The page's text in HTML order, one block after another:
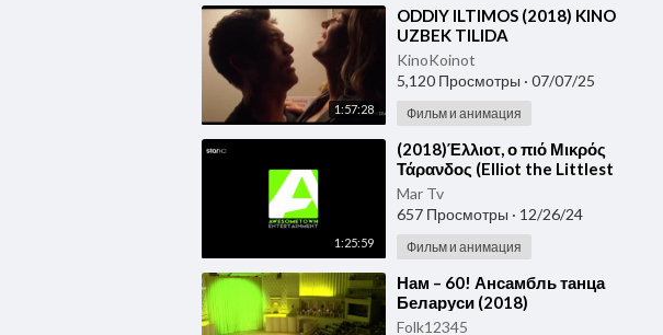
1:57:28
⁣ODDIY ILTIMOS (2018) KINO
UZBEK TILIDA
KinoKoinot
5,120 Просмотры · 07/07/25
Фильм и анимация
1:25:59
⁣(2018)Έλλιοτ, ο πιό Μικρός
Τάρανδος (Elliot the Littlest
Reindeer)
Mar Tv
657 Просмотры · 12/26/24
Фильм и анимация
⁣Нам – 60! Ансамбль танца
Беларуси (2018)
Folk12345